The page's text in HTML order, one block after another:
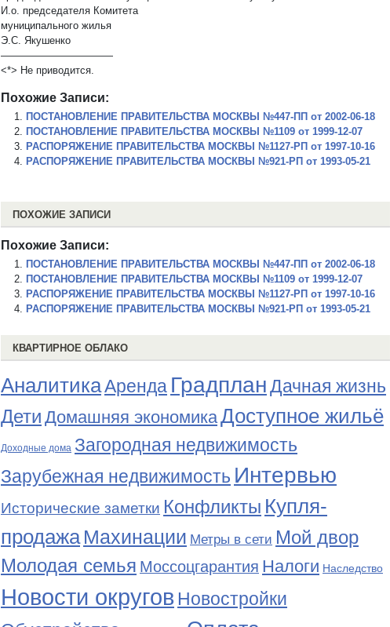
И.о. председателя Комитета
муниципального жилья
Э.С. Якушенко
———————————
<*> Не приводится.
Похожие Записи:
ПОСТАНОВЛЕНИЕ ПРАВИТЕЛЬСТВА МОСКВЫ №447-ПП от 2002-06-18
ПОСТАНОВЛЕНИЕ ПРАВИТЕЛЬСТВА МОСКВЫ №1109 от 1999-12-07
РАСПОРЯЖЕНИЕ ПРАВИТЕЛЬСТВА МОСКВЫ №1127-РП от 1997-10-16
РАСПОРЯЖЕНИЕ ПРАВИТЕЛЬСТВА МОСКВЫ №921-РП от 1993-05-21
ПОХОЖИЕ ЗАПИСИ
Похожие Записи:
ПОСТАНОВЛЕНИЕ ПРАВИТЕЛЬСТВА МОСКВЫ №447-ПП от 2002-06-18
ПОСТАНОВЛЕНИЕ ПРАВИТЕЛЬСТВА МОСКВЫ №1109 от 1999-12-07
РАСПОРЯЖЕНИЕ ПРАВИТЕЛЬСТВА МОСКВЫ №1127-РП от 1997-10-16
РАСПОРЯЖЕНИЕ ПРАВИТЕЛЬСТВА МОСКВЫ №921-РП от 1993-05-21
КВАРТИРНОЕ ОБЛАКО
АналитикаАренда ГрадпланДачная жизнь
Дети Домашняя экономикаДоступное жильё
Доходные дома Загородная недвижимость
Зарубежная недвижимость Интервью
Исторические заметки Конфликты Купля-
продажа Махинации Метры в сети Мой двор
Молодая семья Моссоцгарантия Налоги Наследство
Новости округов Новостройки